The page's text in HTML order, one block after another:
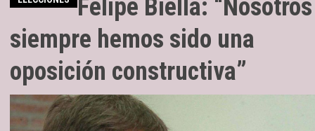
Felipe Biella: “Nosotros
siempre hemos sido una
oposición constructiva”